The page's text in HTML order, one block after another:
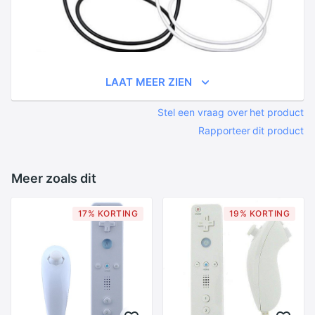
LAAT MEER ZIEN
Stel een vraag over het product
Rapporteer dit product
Meer zoals dit
17% KORTING 19% KORTING